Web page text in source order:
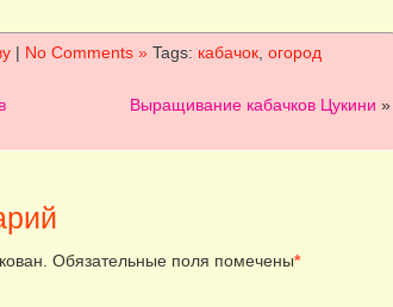
| No Comments » Tags: кабачок огород
Выращивание кабачков Цукини »
Обязательные поля помечены*